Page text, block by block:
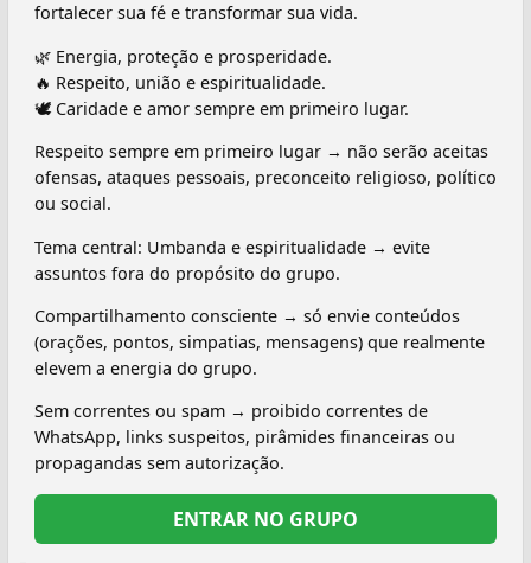
fortalecer sua fé e transformar sua vida.
🌿 Energia, proteção e prosperidade.
🔥 Respeito, união e espiritualidade.
🕊️ Caridade e amor sempre em primeiro lugar.
Respeito sempre em primeiro lugar → não serão aceitas
ofensas, ataques pessoais, preconceito religioso, político
ou social.
Tema central: Umbanda e espiritualidade → evite
assuntos fora do propósito do grupo.
Compartilhamento consciente → só envie conteúdos
(orações, pontos, simpatias, mensagens) que realmente
elevem a energia do grupo.
Sem correntes ou spam → proibido correntes de
WhatsApp, links suspeitos, pirâmides financeiras ou
propagandas sem autorização.
ENTRAR NO GRUPO